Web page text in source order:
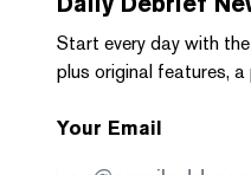
Start every day with
plus original features,
Your Email